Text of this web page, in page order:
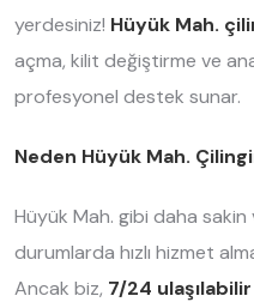
yerdesiniz! Hüyük Mah.
açma, kilit değiştirme ve
profesyonel destek sunar.
Neden Hüyük Mah.
Hüyük Mah. gibi daha sakin
durumlarda hızlı hizmet
Ancak biz, 7/24